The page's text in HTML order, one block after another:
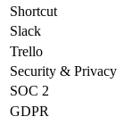
Shortcut
Slack
Trello
Security & Privacy
SOC 2
GDPR